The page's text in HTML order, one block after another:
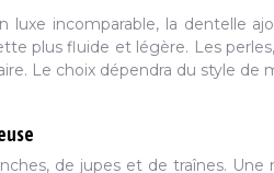
luxe incomparable, la dentelle
plus fluide et légère. Les
Le choix dépendra du style de
de jupes et de traînes. Une